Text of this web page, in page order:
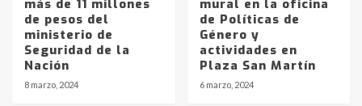
más de 11 millones
de pesos del
ministerio de
Seguridad de la
Nación
8 marzo, 2024
mural en la oficina
de Políticas de
Género y
actividades en
Plaza San Martín
6 marzo, 2024